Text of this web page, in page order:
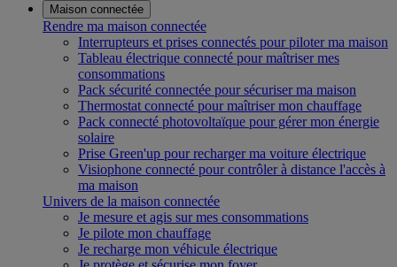
Maison connectée
Rendre ma maison connectée
Interrupteurs et prises connectés pour piloter ma maison
Tableau électrique connecté pour maîtriser mes
consommations
Pack sécurité connectée pour sécuriser ma maison
Thermostat connecté pour maîtriser mon chauffage
Pack connecté photovoltaïque pour gérer mon énergie
solaire
Prise Green'up pour recharger ma voiture électrique
Visiophone connecté pour contrôler à distance l'accès à
ma maison
Univers de la maison connectée
Je mesure et agis sur mes consommations
Je pilote mon chauffage
Je recharge mon véhicule électrique